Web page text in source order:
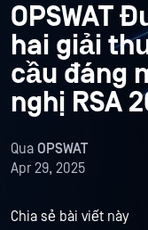
OPSWAT
hai giải
cầu đáng
nghị RSA
Qua OPSWAT
Apr 29, 2025
Chia sẻ bài viết này